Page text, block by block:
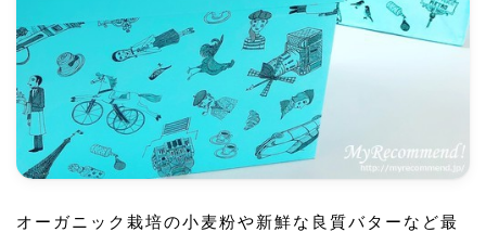
オーガニック栽培の小麦粉や新鮮な良質バターなど最